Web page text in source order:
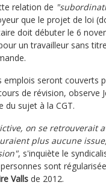
relation de
que le projet de loi
doit débuter le 6
un travailleur sans
emplois seront couverts
de révision, observe
du sujet à la CGT.
on se retrouverait
plus aucune
, s'inquiète le
sont
Valls de 2012.